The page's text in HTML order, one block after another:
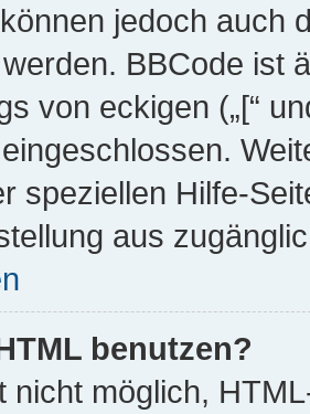
jedoch auch
BBCode ist
von eckigen („[“
speziellen Hilfe-
aus
benutzen?
nicht möglich,